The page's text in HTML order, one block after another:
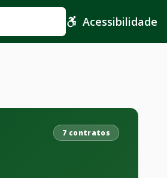
Acessibilidade
7 contratos